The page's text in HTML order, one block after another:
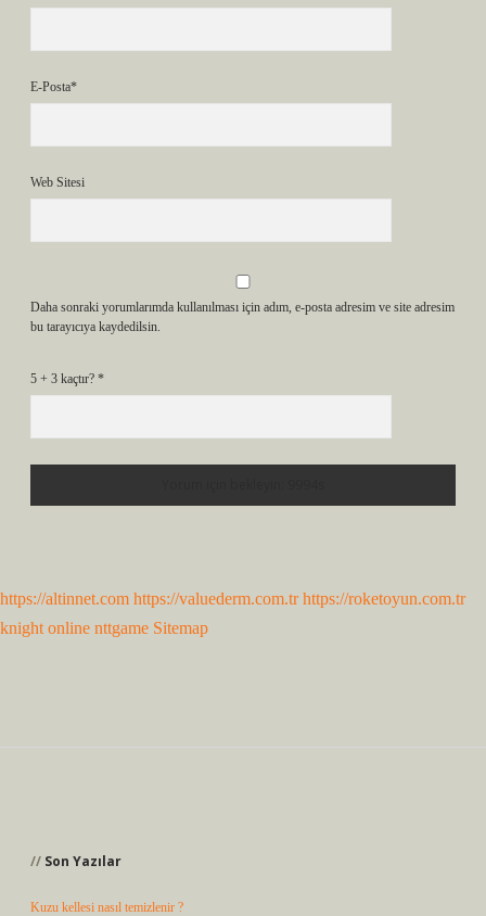
E-Posta*
Web Sitesi
Daha sonraki yorumlarımda kullanılması için adım, e-posta adresim ve site adresim
bu tarayıcıya kaydedilsin.
5 + 3 kaçtır? *
https://altinnet.com https://valuederm.com.tr https://roketoyun.com.tr
knight online nttgame Sitemap
Son Yazılar
Kuzu kellesi nasıl temizlenir ?